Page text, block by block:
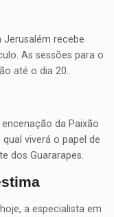
Jerusalém recebe
As sessões para o
até o dia 20.
da Paixão
viverá o papel de
dos Guararapes.
a especialista em